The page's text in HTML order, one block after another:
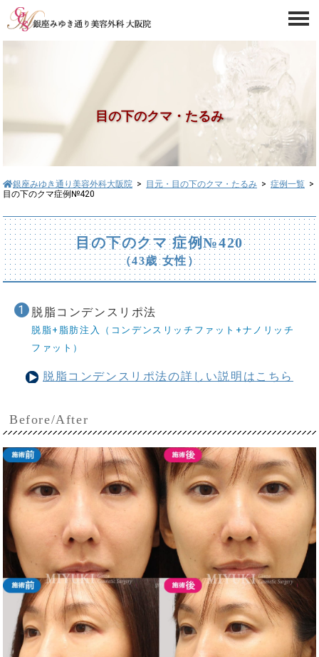
目の下のクマ・たるみ
銀座みゆき通り美容外科大阪院 > 目元・目の下のクマ・たるみ > 症例一覧 >
目の下のクマ症例№420
目の下のクマ 症例№420
（43歳 女性）
脱脂コンデンスリポ法
脱脂+脂肪注入（コンデンスリッチファット+ナノリッチ
ファット）
脱脂コンデンスリポ法の詳しい説明はこちら
Before/After